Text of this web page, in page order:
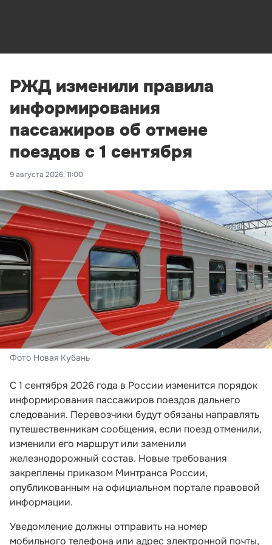
РЖД изменили правила
информирования
пассажиров об отмене
поездов с 1 сентября
9 августа 2026, 11:00
Фото Новая Кубань
С 1 сентября 2026 года в России изменится порядок
информирования пассажиров поездов дальнего
следования. Перевозчики будут обязаны направлять
путешественникам сообщения, если поезд отменили,
изменили его маршрут или заменили
железнодорожный состав. Новые требования
закреплены приказом Минтранса России,
опубликованным на официальном портале правовой
информации.
Уведомление должны отправить на номер
мобильного телефона или адрес электронной почты,